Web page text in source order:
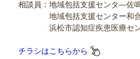
相談員：地域包括支援センタ―佐
地域包括支援センター和
浜松市認知症疾患医療セン
チラシはこちらから